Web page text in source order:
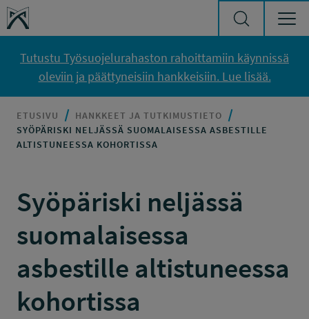
Siirry sisältöön
Työsuojelurahasto
Tutustu Työsuojelurahaston rahoittamiin käynnissä
oleviin ja päättyneisiin hankkeisiin. Lue lisää.
ETUSIVU
HANKKEET JA TUTKIMUSTIETO
SYÖPÄRISKI NELJÄSSÄ SUOMALAISESSA ASBESTILLE
ALTISTUNEESSA KOHORTISSA
Syöpäriski neljässä
suomalaisessa
asbestille altistuneessa
kohortissa